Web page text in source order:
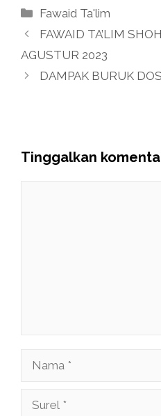
Kategori
Fawaid Ta'lim
FAWAID TA’LIM
AGUSTUR 2023
DAMPAK BURUK
Tinggalkan
Nama
Surel